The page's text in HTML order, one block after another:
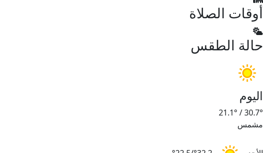
أوقات الصلاة
حالة الطقس
اليوم
30.7°
/
21.1°
مشمس